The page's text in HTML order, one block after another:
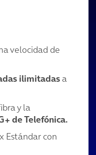
velocidad de
ilimitadasa
y la
de Telefónica.
Estándar con